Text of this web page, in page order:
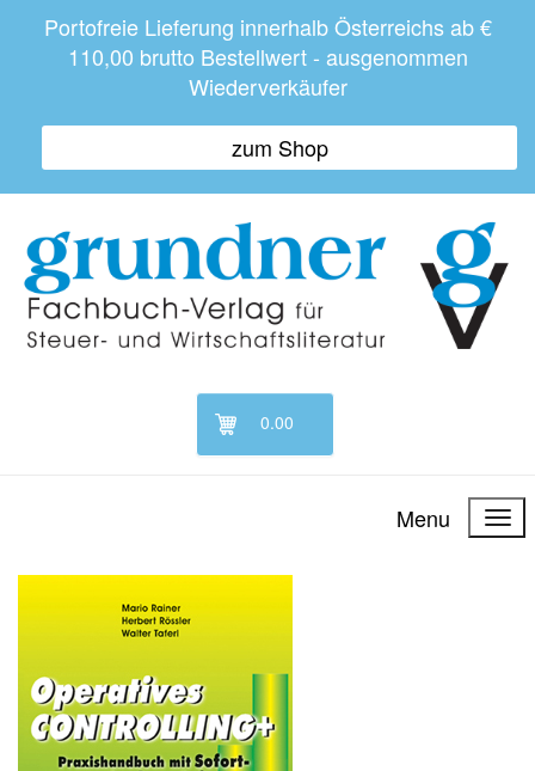
Portofreie Lieferung innerhalb Österreichs ab €
110,00 brutto Bestellwert - ausgenommen
Wiederverkäufer
zum Shop
0.00
Menu